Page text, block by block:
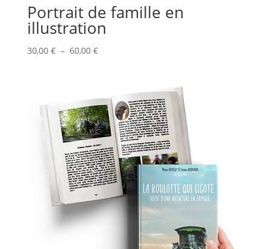
Portrait de famille en
illustration
30,00 € – 60,00 €Plage
à
60,00 €